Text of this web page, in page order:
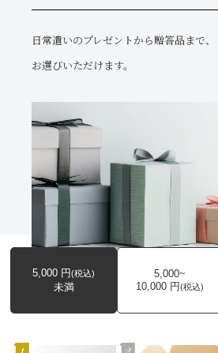
日常遣いのプレゼントから贈答品まで、
お選びいただけます。
5,000 円(税込)
未満
5,000~
10,000 円(税込)